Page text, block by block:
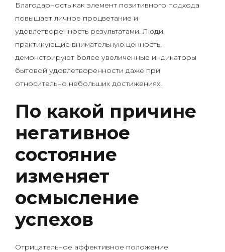
Благодарность как элемент позитивного подхода
повышает личное процветание и
удовлетворенность результатами. Люди,
практикующие внимательную ценность,
демонстрируют более увеличенные индикаторы
бытовой удовлетворенности даже при
относительно небольших достижениях.
По какой причине
негативное
состояние
изменяет
осмысление
успехов
Отрицательное аффективное положение